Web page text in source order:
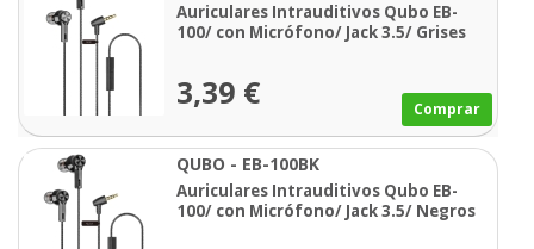
Auriculares Intrauditivos Qubo EB-
100/ con Micrófono/ Jack 3.5/ Grises
3,39 € Comprar
QUBO - EB-100BK
Auriculares Intrauditivos Qubo EB-
100/ con Micrófono/ Jack 3.5/ Negros